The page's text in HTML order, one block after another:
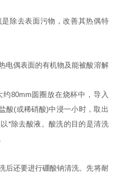
除去表面污物，改善其热偶特
偶表面的有机物及能被酸溶解
80mm圆圈放在烧杯中，导入
酸(或稀硝酸)中浸一小时，取出
*除去酸液。酸洗的目的是清洗
还要进行硼酸钠清洗。先将耐